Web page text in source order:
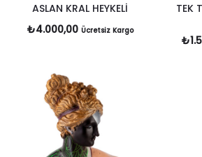
ASLAN KRAL HEYKELİ
₺4.000,00 Ücretsiz Kargo
TEK
₺